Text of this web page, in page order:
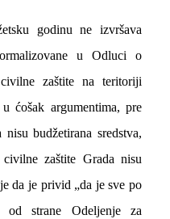
godinu ne izvršava
u Odluci o
zaštite na teritoriji
ćošak argumentima, pre
budžetirana sredstva,
zaštite Grada nisu
da je privid „da je sve po
od strane Odeljenje za